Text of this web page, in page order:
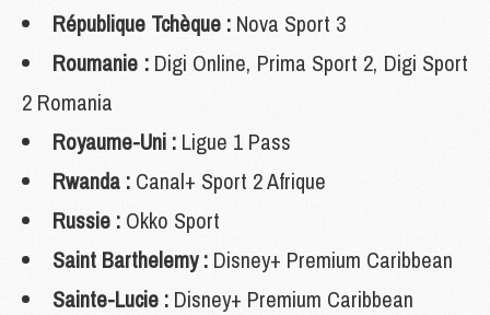
République Tchèque : Nova Sport 3
Roumanie :Digi Online, Prima Sport 2, Digi Sport
2 Romania
Royaume-Uni : Ligue 1 Pass
Rwanda : Canal+ Sport 2 Afrique
Russie : Okko Sport
Saint Barthelemy : Disney+ Premium Caribbean
Sainte-Lucie : Disney+ Premium Caribbean